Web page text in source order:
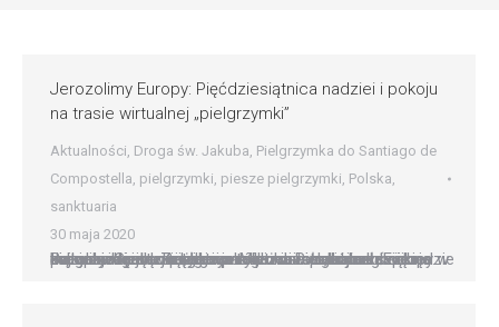
Jerozolimy Europy: Pięćdziesiątnica nadziei i pokoju
na trasie wirtualnej „pielgrzymki”
Aktualności, Droga św. Jakuba, Pielgrzymka do Santiago de
Compostella, pielgrzymki, piesze pielgrzymki, Polska,
sanktuaria
30 maja 2020
Bazylika Grobu Bożego w Miechowie znalazła się na trasie wirtualnej pielgrzymki po Jerozolimach Europy. Jej celem jest nie tylko przybliżenie sakralnego i kulturowego dziedzictwa tego miasta, które dzięki pielgrzymom w ciągu wieków zostało zaszczepione w europejską ziemię, ale i modlitwa o pokój na świecie oraz nadzieję w czasie pandemii. Pielgrzymka odbędzie się w niedzielę Zesłania…